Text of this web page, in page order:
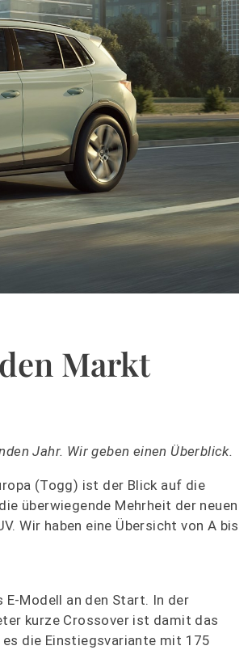
Markt
Jahr. Wir geben einen Überblick.
(Togg) ist der Blick auf die
überwiegende Mehrheit der neuen
Wir haben eine Übersicht von A bis
Modell an den Start. In der
kurze Crossover ist damit das
die Einstiegsvariante mit 175